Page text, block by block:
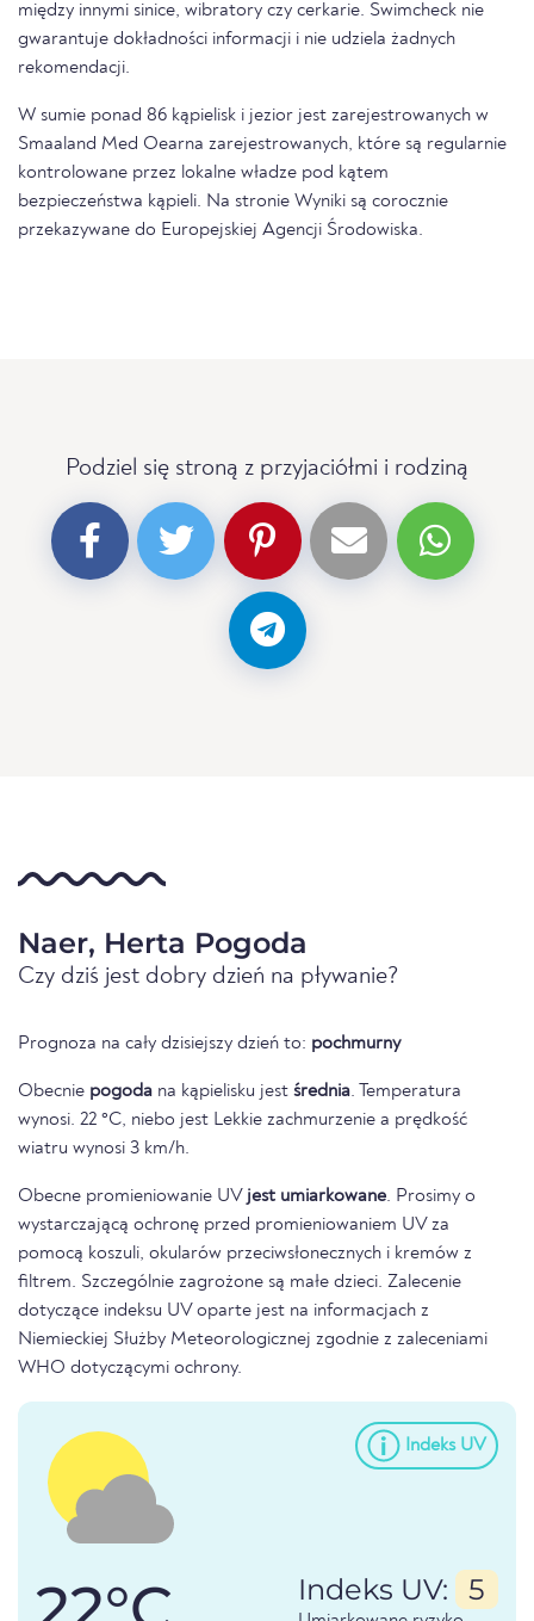
między innymi sinice, wibratory czy cerkarie. Swimcheck nie
gwarantuje dokładności informacji i nie udziela żadnych
rekomendacji.
W sumie ponad 86 kąpielisk i jezior jest zarejestrowanych w
Smaaland Med Oearna zarejestrowanych, które są regularnie
kontrolowane przez lokalne władze pod kątem
bezpieczeństwa kąpieli. Na stronie Wyniki są corocznie
przekazywane do Europejskiej Agencji Środowiska.
Podziel się stroną z przyjaciółmi i rodziną
Naer, Herta Pogoda
Czy dziś jest dobry dzień na pływanie?
Prognoza na cały dzisiejszy dzień to: pochmurny
Obecnie pogoda na kąpielisku jest średnia. Temperatura
wynosi. 22 °C, niebo jest Lekkie zachmurzenie a prędkość
wiatru wynosi 3 km/h.
Obecne promieniowanie UV jest umiarkowane. Prosimy o
wystarczającą ochronę przed promieniowaniem UV za
pomocą koszuli, okularów przeciwsłonecznych i kremów z
filtrem. Szczególnie zagrożone są małe dzieci. Zalecenie
dotyczące indeksu UV oparte jest na informacjach z
Niemieckiej Służby Meteorologicznej zgodnie z zaleceniami
WHO dotyczącymi ochrony.
Indeks UV
Indeks UV: 5